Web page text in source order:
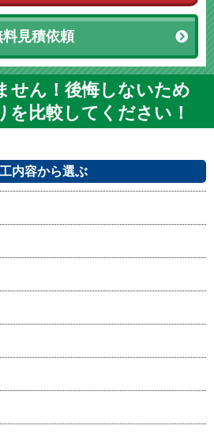
料見積依頼
せん！後悔しないため
を比較してください！
内容から選ぶ